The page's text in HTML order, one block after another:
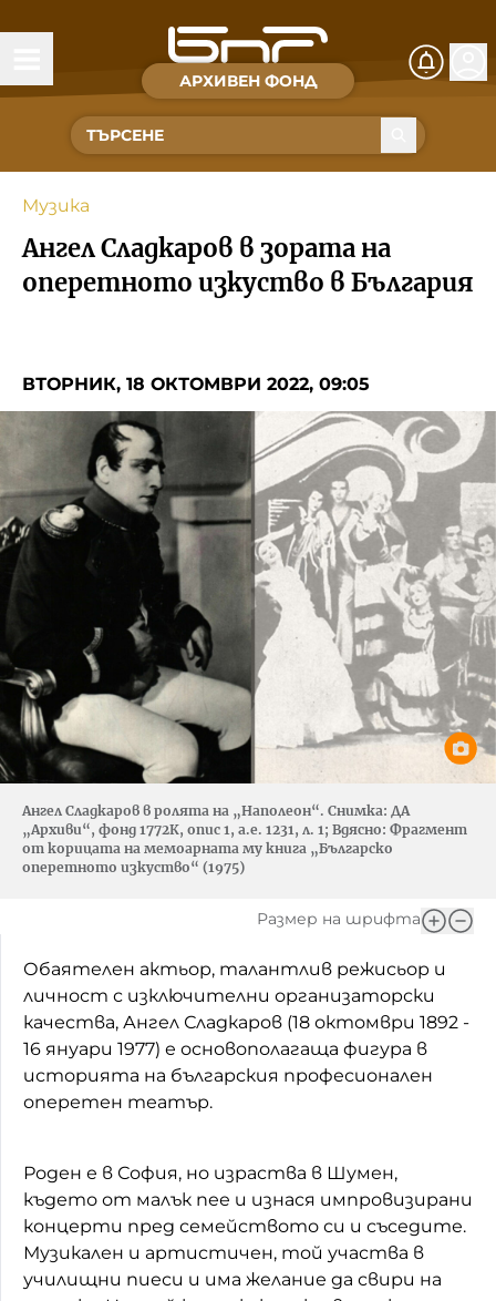
АРХИВЕН ФОНД
Времена и хора
Култура
Музика
Спорт
Съвет за електронни медии
БНР Новини
Детското.БНР
Музика
Ангел Сладкаров в зората на
оперетното изкуство в България
ВТОРНИК, 18 ОКТОМВРИ 2022, 09:05
Ангел Сладкаров в ролята на „Наполеон“. Снимка: ДА
„Архиви“, фонд 1772К, опис 1, а.е. 1231, л. 1; Вдясно: Фрагмент
от корицата на мемоарната му книга „Българско
оперетното изкуство“ (1975)
Размер на шрифта
Обаятелен актьор, талантлив режисьор и
личност с изключителни организаторски
качества, Ангел Сладкаров (18 октомври 1892 -
16 януари 1977) е основополагаща фигура в
историята на българския професионален
оперетен театър.
Роден е в София, но израства в Шумен,
където от малък пее и изнася импровизирани
концерти пред семейството си и съседите.
Музикален и артистичен, той участва в
училищни пиеси и има желание да свири на